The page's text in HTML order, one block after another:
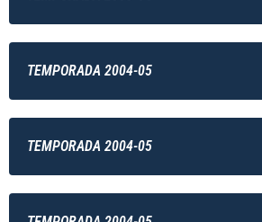
TEMPORADA 2004-05
TEMPORADA 2004-05